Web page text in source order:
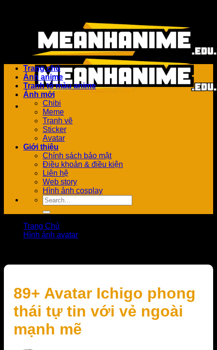
Trang chủ
Ảnh anime
Tranh tô màu anime
Ảnh mới
Chibi
Meme
Tranh vẽ
Sticker
Avatar
Giới thiệu
Chính sách bảo mật
Điều khoản & điều kiện
Liên hệ
Web story
Hình ảnh cosplay
Trang Chủ
Hình ảnh avatar
89+ Avatar Ichigo phong
thái tự tin với vẻ ngoài
mạnh mẽ